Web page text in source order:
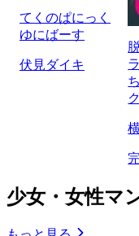
てくのぱにっく
ゆにばーす
伏見ダイキ
少女・女性マ